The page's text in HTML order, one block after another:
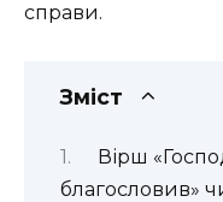
справи.
Зміст
Вірш
благословив»